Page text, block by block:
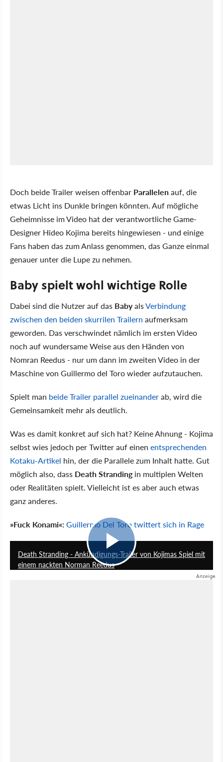
Doch beide Trailer weisen offenbar Parallelenauf, die
etwas Licht ins Dunkle bringen könnten. Auf mögliche
Geheimnisse im Video hat der verantwortliche Game-
Designer Hideo Kojima bereits hingewiesen - und einige
Fans haben das zum Anlass genommen, das Ganze einmal
genauer unter die Lupe zu nehmen.
Baby spielt wohl wichtige Rolle
Dabei sind die Nutzer auf das BabyalsVerbindung
zwischen den beiden skurrilen Trailern aufmerksam
geworden. Das verschwindet nämlich im ersten Video
noch auf wundersame Weise aus den Händen von
Nomran Reedus - nur um dann im zweiten Video in der
Maschine von Guillermo del Toro wieder aufzutauchen.
Spielt man beide Trailer parallel zueinanderab, wird die
Gemeinsamkeit mehr als deutlich.
Was es damit konkret auf sich hat? Keine Ahnung - Kojima
selbst wies jedoch per Twitter auf einen entsprechenden
Kotaku-Artikel hin, der die Parallele zum Inhalt hatte. Gut
möglich also, dass Death Strandingin multiplen Welten
oder Realitäten spielt. Vielleicht ist es aber auch etwas
ganz anderes.
»Fuck Konami«:Guillermo Del Toro twittert sich in Rage
Death Stranding - Ankündigungs-Trailer von Kojimas Spiel mit
einem nackten Norman Reedus